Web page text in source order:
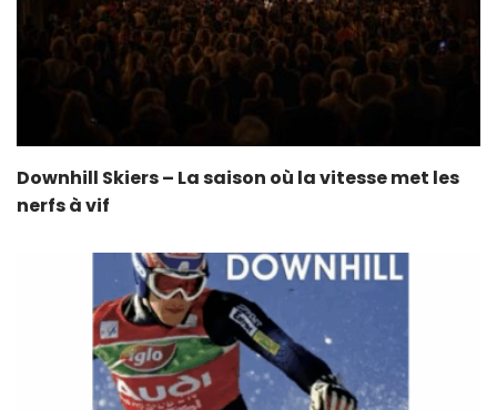
Downhill Skiers – La saison où la vitesse met les
nerfs à vif